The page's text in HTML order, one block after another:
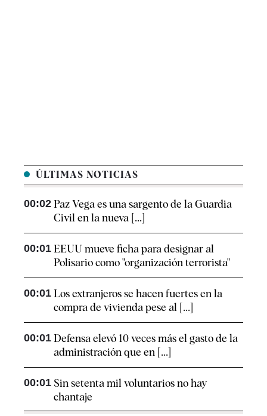
ÚLTIMAS NOTICIAS
00:02 Paz Vega es una sargento de la Guardia
Civil en la nueva [...]
00:01 EEUU mueve ficha para designar al
Polisario como "organización terrorista"
00:01 Los extranjeros se hacen fuertes en la
compra de vivienda pese al [...]
00:01 Defensa elevó 10 veces más el gasto de la
administración que en [...]
00:01 Sin setenta mil voluntarios no hay
chantaje